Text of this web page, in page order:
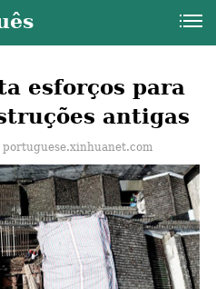
esforços para
antigas
portuguese.xinhuanet.com